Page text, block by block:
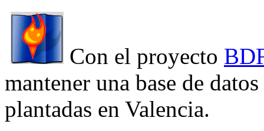
Con el proyecto
mantener una base de
plantadas en Valencia.